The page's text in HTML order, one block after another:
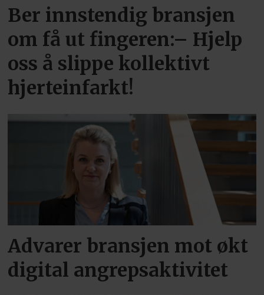
Ber innstendig bransjen
om få ut fingeren:– Hjelp
oss å slippe kollektivt
hjerteinfarkt!
Advarer bransjen mot økt
digital angrepsaktivitet